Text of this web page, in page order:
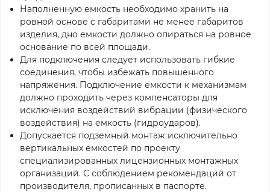
Наполненную емкость необходимо хранить на
ровной основе с габаритами не менее габаритов
изделия, дно емкости должно опираться на ровное
основание по всей площади.
Для подключения следует использовать гибкие
соединения, чтобы избежать повышенного
напряжения. Подключение емкости к механизмам
должно проходить через компенсаторы для
исключения воздействий вибрации (физического
воздействия) на емкость (гидроударов).
Допускается подземный монтаж исключительно
вертикальных емкостей по проекту
специализированных лицензионных монтажных
организаций. С соблюдением рекомендаций от
производителя, прописанных в паспорте.